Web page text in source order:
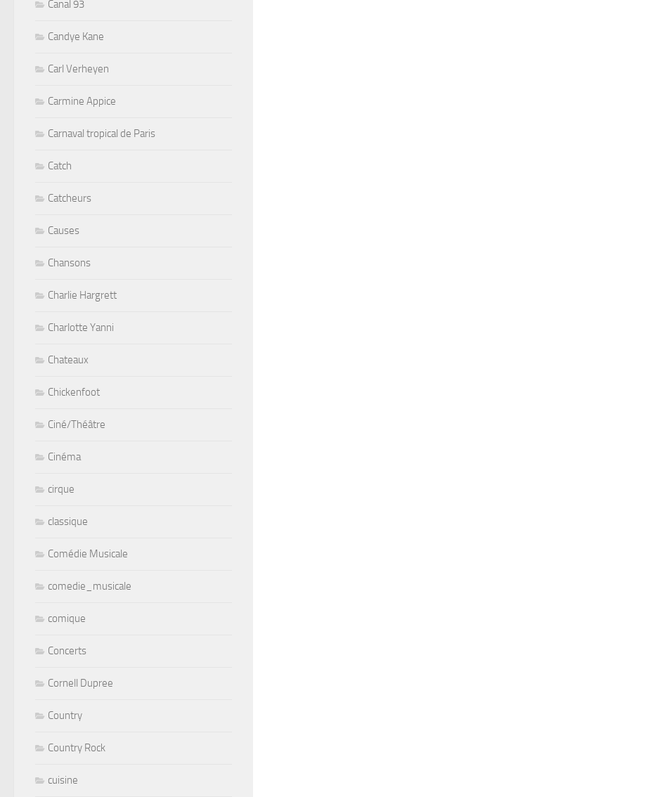
Canal 93
Candye Kane
Carl Verheyen
Carmine Appice
Carnaval tropical de Paris
Catch
Catcheurs
Causes
Chansons
Charlie Hargrett
Charlotte Yanni
Chateaux
Chickenfoot
Ciné/Théâtre
Cinéma
cirque
classique
Comédie Musicale
comedie_musicale
comique
Concerts
Cornell Dupree
Country
Country Rock
cuisine